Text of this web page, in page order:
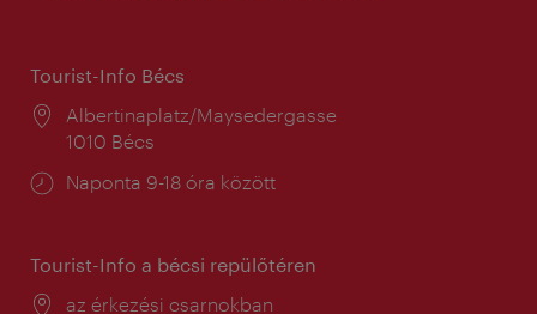
Tourist-Info Bécs
Helyszín:
Albertinaplatz/Maysedergasse
1010 Bécs
Nyitva
Naponta 9-18 óra között
Tourist-Info a bécsi repülőtéren
Helyszín:
az érkezési csarnokban